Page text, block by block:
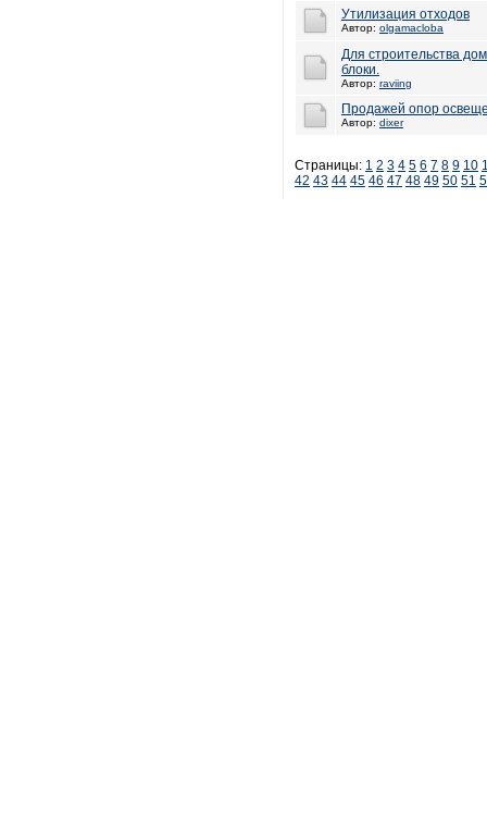
Утилизация отходов
Автор: olgamacloba
Для строительства
блоки.
Автор: raviing
Продажей опор
Автор: dixer
Страницы: 1 2 3 4 5 6 7 8 9 10
42 43 44 45 46 47 48 49 50 51